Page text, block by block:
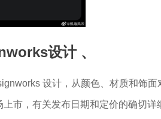
设计、
设计，从颜色、材质和饰
市，有关发布日期和定价的确切详